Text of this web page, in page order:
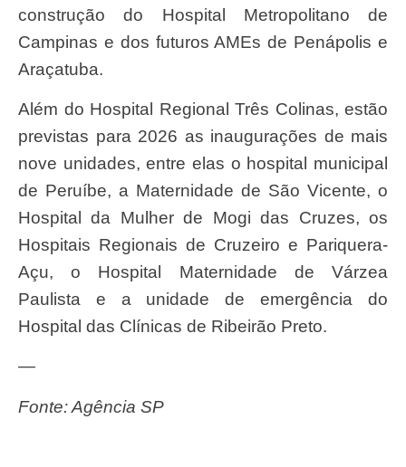
construção do Hospital Metropolitano de
Campinas e dos futuros AMEs de Penápolis e
Araçatuba.
Além do Hospital Regional Três Colinas, estão
previstas para 2026 as inaugurações de mais
nove unidades, entre elas o hospital municipal
de Peruíbe, a Maternidade de São Vicente, o
Hospital da Mulher de Mogi das Cruzes, os
Hospitais Regionais de Cruzeiro e Pariquera-
Açu, o Hospital Maternidade de Várzea
Paulista e a unidade de emergência do
Hospital das Clínicas de Ribeirão Preto.
—
Fonte: Agência SP